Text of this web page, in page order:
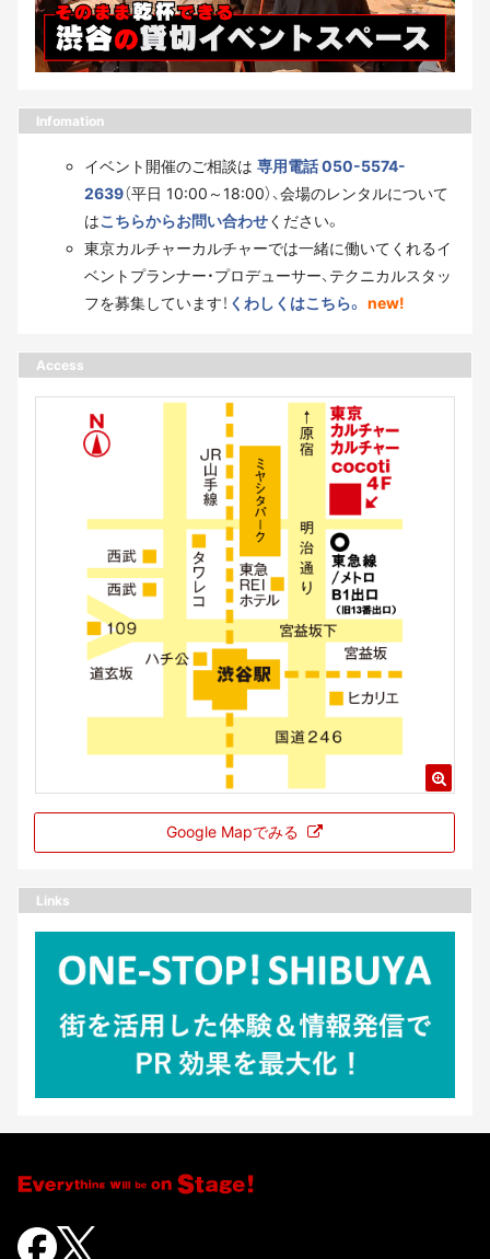
Infomation
イベント開催のご相談は 専用電話 050-5574-
2639（平日 10:00～18:00）、会場のレンタルについて
はこちらからお問い合わせください。
東京カルチャーカルチャーでは一緒に働いてくれるイ
ベントプランナー・プロデューサー、テクニカルスタッ
フを募集しています！ くわしくはこちら。 new!
Access
Google Mapでみる
Links